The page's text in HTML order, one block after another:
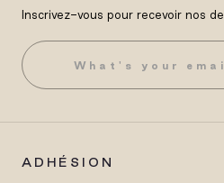
Inscrivez-vous pour recevoir nos
ADHÉSION